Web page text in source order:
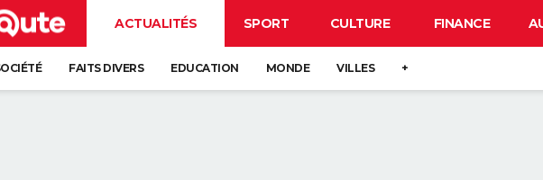
ACTUALITÉS SPORT CULTURE FINANCE
FAITS DIVERS EDUCATION MONDE VILLES +